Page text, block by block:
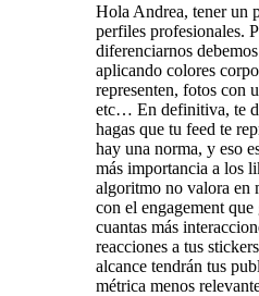
Hola Andrea, tener un
perfiles profesionales.
diferenciarnos
aplicando colores
representen, fotos con
etc… En definitiva, te
hagas que tu feed te
hay una norma, y eso
más importancia a los
algoritmo no valora en
con el engagement
cuantas más
reacciones a tus
alcance tendrán tus
métrica menos